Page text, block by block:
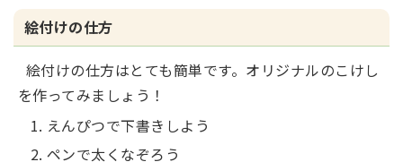
絵付けの仕方
絵付けの仕方はとても簡単です。オリジナルのこけし
を作ってみましょう！
えんぴつで下書きしよう
ペンで太くなぞろう